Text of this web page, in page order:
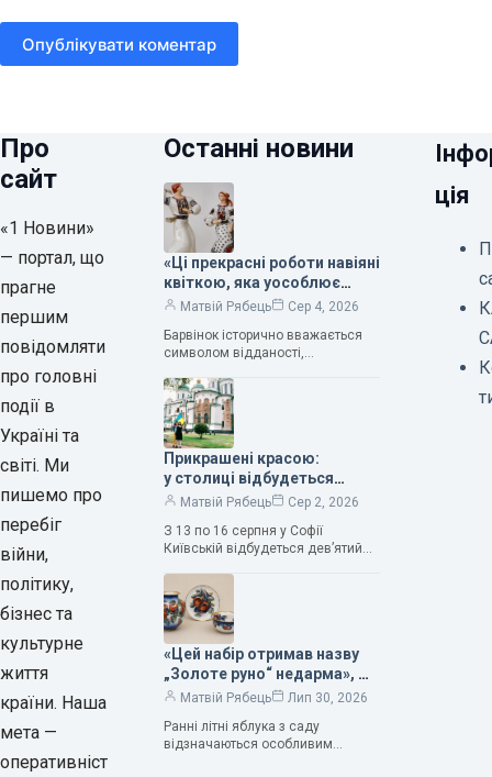
Опублікувати коментар
Про
сайт
«1 Новини»
— портал, що
прагне
першим
повідомляти
про головні
події в
Україні та
світі. Ми
пишемо про
перебіг
війни,
політику,
бізнес та
культурне
життя
країни. Наша
мета —
оперативніст
Останні новини
«Ці прекрасні роботи навіяні
квіткою, яка уособлює
нескінченне кохання», —
Людмила Карпінська-
Романюк
Матвій Рябець
Сер 4, 2026
Барвінок історично вважається
символом відданості,
та тривалого подружнього союзу.
Саме тому ця рослина надихала і
продовжує надихати митців на
Прикрашені красою:
у столиці відбудеться
дев’ятий фестиваль
Матвій Рябець
Сер 2, 2026
З 13 по 16 серпня у Софії
Київській відбудеться дев’ятий
мистецтв Bouquet Kyiv Stage. Ця
подія традиційно…
«Цей набір отримав назву
„Золоте руно“ недарма», —
колекціонерка Людмила
Матвій Рябець
Лип 30, 2026
Ранні літні яблука з саду
відзначаються особливим
ція